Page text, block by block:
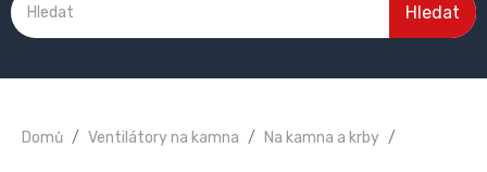
Hledat
Domů Ventilátory na kamna Na kamna a krby